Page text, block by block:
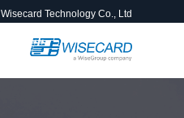
Wisecard Technology Co., Ltd.